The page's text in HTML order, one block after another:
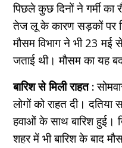
पिछले कुछ दिनों ने गर्मी का
तेज लू के कारण सड़कों पर
मौसम विभाग ने भी 23 मई
जताई थी। मौसम का यह
बारिश से मिली राहत :
लोगों को राहत दी।
हवाओं के साथ बारिश हुई।
शहर में भी बारिश के बाद